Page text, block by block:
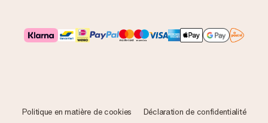
Politique en matière de cookies
Déclaration de confidentialité